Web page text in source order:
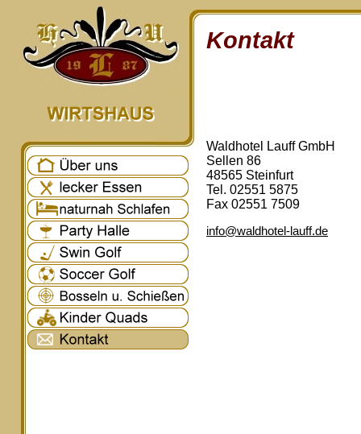
Kontakt
Waldhotel Lauff GmbH
Sellen 86
48565 Steinfurt
Tel. 02551 5875
Fax 02551 7509
info@waldhotel-lauff.de